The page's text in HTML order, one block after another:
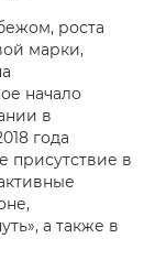
роста
марки,
начало
в
года
присутствие в
а также в